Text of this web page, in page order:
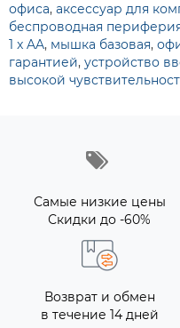
офиса, аксессуар для
беспроводная
1 x AA, мышка базовая,
гарантией, устройство
высокой
Самые низкие цены
Скидки до -60%
Возврат и обмен
в течение 14 дней